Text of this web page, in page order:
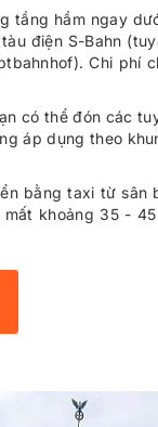
tầng hầm ngay
điện S-Bahn
Chi phí
có thể đón các
áp dụng theo
bằng taxi từ sân
khoảng 35 -